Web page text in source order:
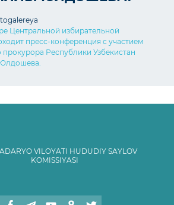
Центральной избирательной
пресс-конференция с участием
прокурора Республики Узбекистан
VILOYATI HUDUDIY SAYLOV
KOMISSIYASI